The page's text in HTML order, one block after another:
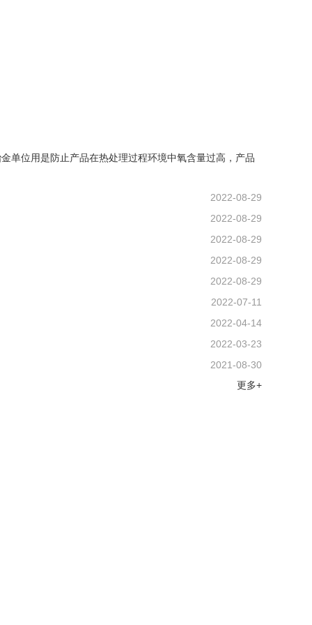
单位用是防止产品在热处理过程环境中氧含量过高，产品
2022-08-29
2022-08-29
2022-08-29
2022-08-29
2022-08-29
2022-07-11
2022-04-14
2022-03-23
2021-08-30
更多+